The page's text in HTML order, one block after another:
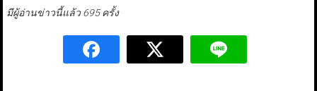
มีผู้อ่านข่าวนี้แล้ว 695 ครั้ง